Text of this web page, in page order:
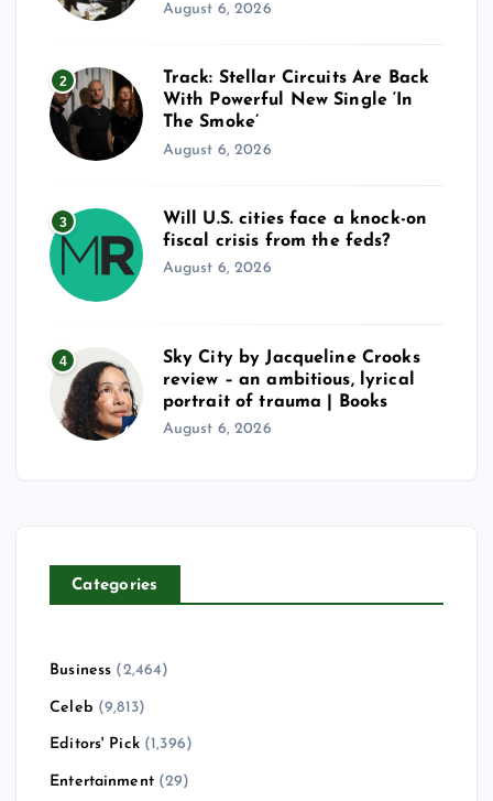
August 6, 2026
2
Track: Stellar Circuits Are Back
With Powerful New Single ‘In
The Smoke’
August 6, 2026
3
Will U.S. cities face a knock-on
fiscal crisis from the feds?
August 6, 2026
4
Sky City by Jacqueline Crooks
review – an ambitious, lyrical
portrait of trauma | Books
August 6, 2026
Categories
Business (2,464)
Celeb (9,813)
Editors' Pick(1,396)
Entertainment(29)